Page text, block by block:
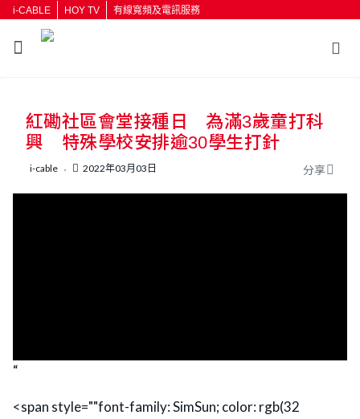
i-CABLE HOY TV 有線寬頻及電訊服務
按輸入鍵開始搜尋
紅磡社區會堂接種日 為滿3歲童打科
興 特殊學校安排逾30學生打針
i-cable 2022年03月03日 分享
“
<span style=""font-family: SimSun; color: rgb(32